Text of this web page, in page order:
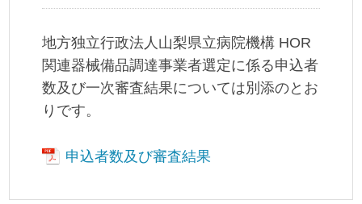
地方独立行政法人山梨県立病院機構 HOR
関連器械備品調達事業者選定に係る申込者
数及び一次審査結果については別添のとお
りです。
申込者数及び審査結果